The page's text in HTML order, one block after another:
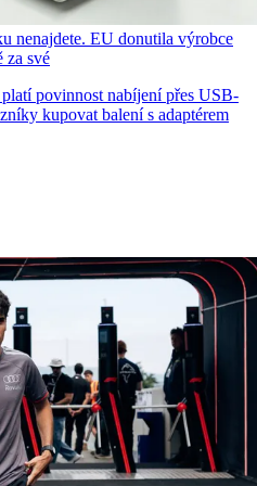
nenajdete. EU donutila výrobce
za své
povinnost nabíjení přes USB-
kupovat balení s adaptérem